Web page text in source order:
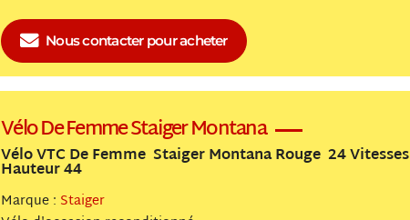
Nous contacterpour acheter
Vélo De Femme Staiger Montana
Vélo VTC De Femme Staiger Montana Rouge 24 Vitesses
Hauteur 44
Marque : Staiger